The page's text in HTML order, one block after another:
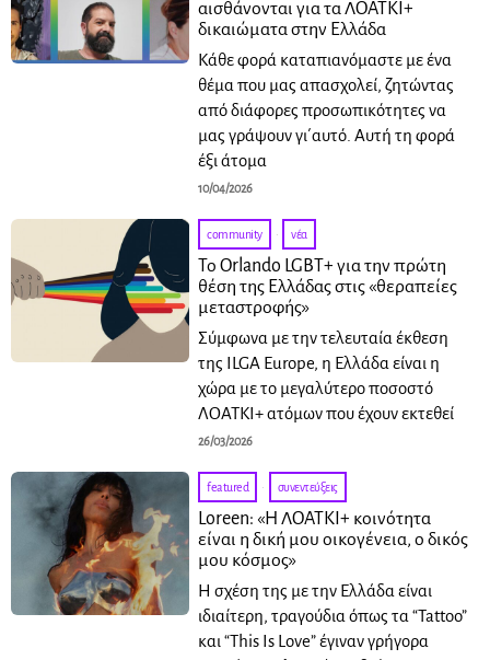
αισθάνονται για τα ΛΟΑΤΚΙ+
δικαιώματα στην Ελλάδα
Κάθε φορά καταπιανόμαστε με ένα
θέμα που μας απασχολεί, ζητώντας
από διάφορες προσωπικότητες να
μας γράψουν γι΄αυτό. Αυτή τη φορά
έξι άτομα
10/04/2026
community · νέα
Το Orlando LGBT+ για την πρώτη
θέση της Ελλάδας στις «θεραπείες
μεταστροφής»
Σύμφωνα με την τελευταία έκθεση
της ILGA Europe, η Ελλάδα είναι η
χώρα με το μεγαλύτερο ποσοστό
ΛΟΑΤΚΙ+ ατόμων που έχουν εκτεθεί
26/03/2026
featured · συνεντεύξεις
Loreen: «Η ΛΟΑΤΚΙ+ κοινότητα
είναι η δική μου οικογένεια, ο δικός
μου κόσμος»
Η σχέση της με την Ελλάδα είναι
ιδιαίτερη, τραγούδια όπως τα “Tattoo”
και “This Is Love” έγιναν γρήγορα